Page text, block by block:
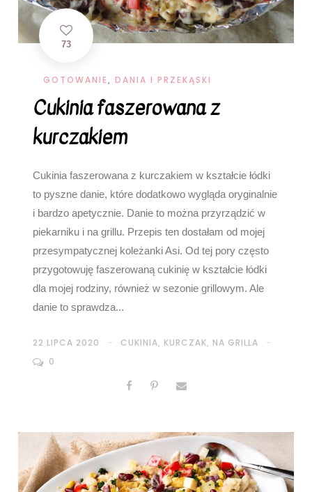
73
GOTOWANIE, DANIA I PRZEKĄSKI
Cukinia faszerowana z
kurczakiem
Cukinia faszerowana z kurczakiem w kształcie łódki
to pyszne danie, które dodatkowo wygląda oryginalnie
i bardzo apetycznie. Danie to można przyrządzić w
piekarniku i na grillu. Przepis ten dostałam od mojej
przesympatycznej koleżanki Asi. Od tej pory często
przygotowuję faszerowaną cukinię w kształcie łódki
dla mojej rodziny, również w sezonie grillowym. Ale
danie to sprawdza...
22 LIPCA 2020 CUKINIA, KURCZAK, NA GRILLA
0